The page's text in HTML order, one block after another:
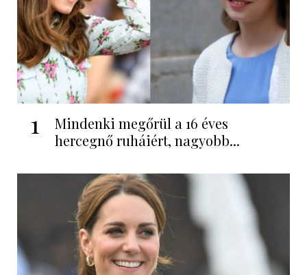
1
Mindenki megőrül a 16 éves
hercegnő ruháiért, nagyobb...